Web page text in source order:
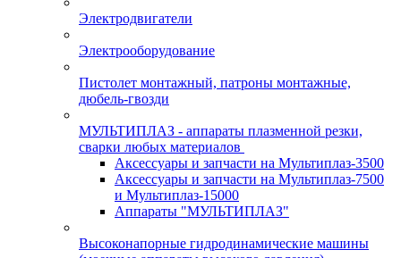
Электродвигатели
Электрооборудование
Пистолет монтажный, патроны монтажные,
дюбель-гвозди
МУЛЬТИПЛАЗ - аппараты плазменной резки,
сварки любых материалов
Аксессуары и запчасти на Мультиплаз-3500
Аксессуары и запчасти на Мультиплаз-7500
и Мультиплаз-15000
Аппараты "МУЛЬТИПЛАЗ"
Высоконапорные гидродинамические машины